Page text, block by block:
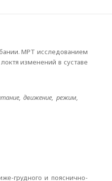
МРТ исследованием
изменений в суставе
движение, режим,
грудного и пояснично-